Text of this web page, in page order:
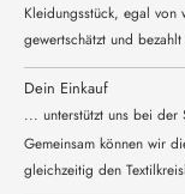
Kleidungsstück, egal von
gewertschätzt und
Dein Einkauf
... unterstützt uns bei der
Gemeinsam können wir
gleichzeitig den